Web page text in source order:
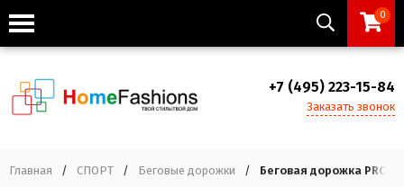
0
+7 (495) 223-15-84
Заказать звонок
Главная / СПОРТ / Беговые дорожки / Беговая дорожка PRO-